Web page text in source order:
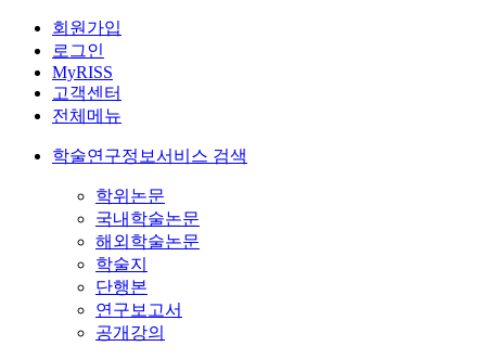
회원가입
로그인
MyRISS
고객센터
전체메뉴
학술연구정보서비스 검색
학위논문
국내학술논문
해외학술논문
학술지
단행본
연구보고서
공개강의